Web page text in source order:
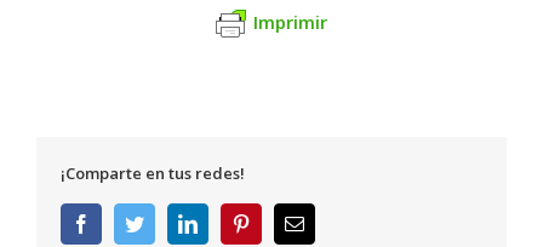
Imprimir
¡Comparte en tus redes!
FacebookTwitterLinkedInPinterestCorreo
electrónico